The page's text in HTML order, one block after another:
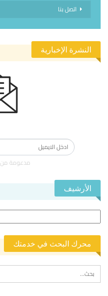
اتصل بنا
النشرة الإخبارية
مدعومة من
الأرشيف
محرك البحث في خدمتك